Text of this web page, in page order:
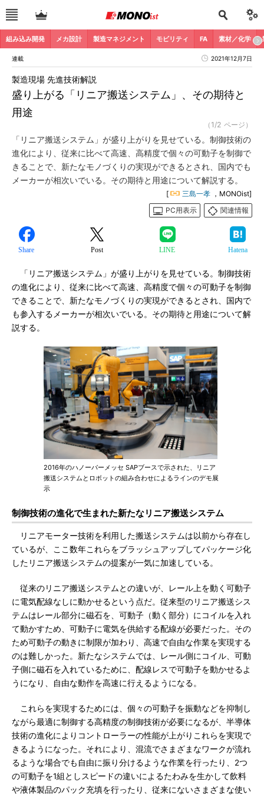
組み込み開発 メカ設計 製造マネジメント モビリティ FA 素材／化学
連載 2021年12月7日
盛り上がる「リニア搬送システム」、その期待と
用途
製造現場 先進技術解説
（1/2 ページ）
「リニア搬送システム」が盛り上がりを見せている。制御技術の
進化により、従来に比べて高速、高精度で個々の可動子を制御で
きることで、新たなモノづくりの実現ができるとされ、国内でも
メーカーが相次いでいる。その期待と用途について解説する。
[ 三島一孝 ，MONOist]
PC用表示
関連情報
Share Post LINE Hatena
「リニア搬送システム」が盛り上がりを見せている。制御技術
の進化により、従来に比べて高速、高精度で個々の可動子を制御
できることで、新たなモノづくりの実現ができるとされ、国内で
も参入するメーカーが相次いでいる。その期待と用途について解
説する。
2016年のハノーバーメッセ SAPブースで示された、リニア
搬送システムとロボットの組み合わせによるラインのデモ展
示
制御技術の進化で生まれた新たなリニア搬送システム
リニアモーター技術を利用した搬送システムは以前から存在し
ているが、ここ数年これらをブラッシュアップしてパッケージ化
したリニア搬送システムの提案が一気に加速している。
従来のリニア搬送システムとの違いが、レール上を動く可動子
に電気配線なしに動かせるという点だ。従来型のリニア搬送シス
テムはレール部分に磁石を、可動子（動く部分）にコイルを入れ
て動かすため、可動子に電気を供給する配線が必要だった。その
ため可動子の動きに制限が加わり、高速で自由な作業を実現する
のは難しかった。新たなシステムでは、レール側にコイル、可動
子側に磁石を入れているために、配線レスで可動子を動かせるよ
うになり、自由な動作を高速に行えるようになる。
これらを実現するためには、個々の可動子を振動などを抑制し
ながら最適に制御する高精度の制御技術が必要になるが、半導体
技術の進化によりコントローラーの性能が上がりこれらを実現で
きるようになった。それにより、混流でさまざまなワークが流れ
るような場合でも自由に振り分けるような作業を行ったり、2つ
の可動子を1組としスピードの違いによるたわみを生かして飲料
や液体製品のパック充填を行ったり、従来にないさまざまな使い